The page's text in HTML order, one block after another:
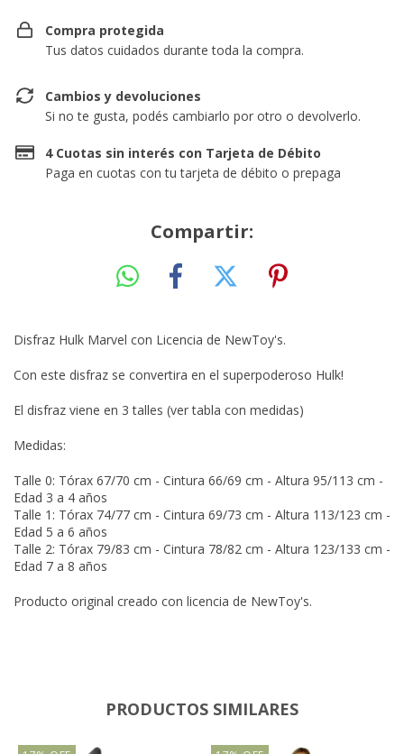
Compra protegida
Tus datos cuidados durante toda la compra.
Cambios y devoluciones
Si no te gusta, podés cambiarlo por otro o devolverlo.
4 Cuotas sin interés con Tarjeta de Débito
Paga en cuotas con tu tarjeta de débito o prepaga
Compartir:
Disfraz Hulk Marvel con Licencia de NewToy's.
Con este disfraz se convertira en el superpoderoso Hulk!
El disfraz viene en 3 talles (ver tabla con medidas)
Medidas:
Talle 0: Tórax 67/70 cm - Cintura 66/69 cm - Altura 95/113 cm -
Edad 3 a 4 años
Talle 1: Tórax 74/77 cm - Cintura 69/73 cm - Altura 113/123 cm -
Edad 5 a 6 años
Talle 2: Tórax 79/83 cm - Cintura 78/82 cm - Altura 123/133 cm -
Edad 7 a 8 años
Producto original creado con licencia de NewToy's.
PRODUCTOS SIMILARES